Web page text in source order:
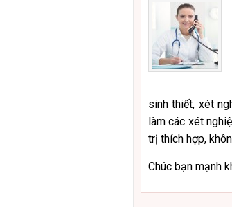
sinh thiết, xét
làm các xét
trị thích hợp,
Chúc bạn mạnh